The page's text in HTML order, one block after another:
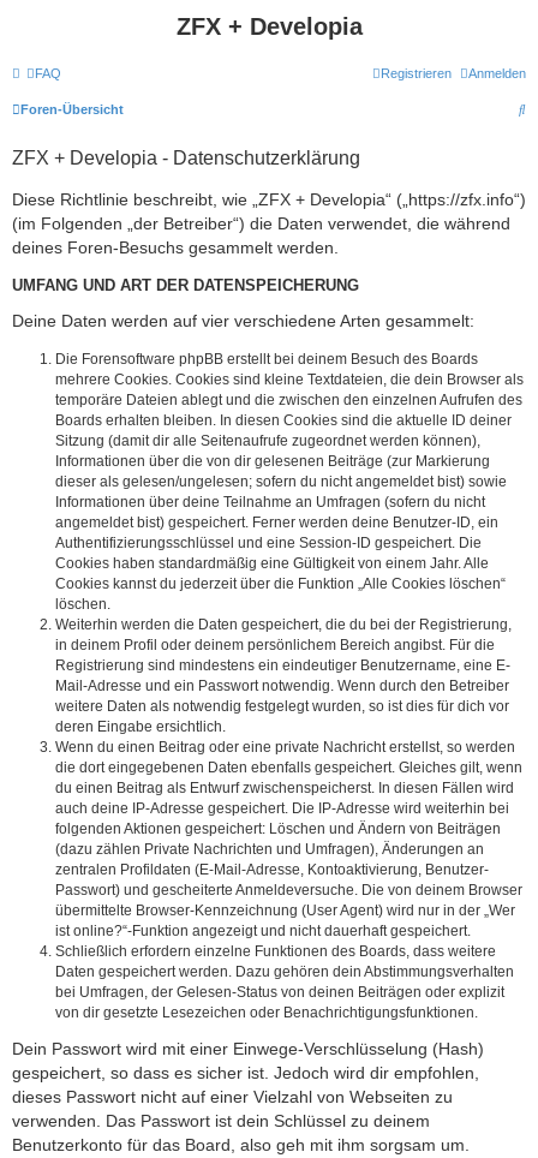
ZFX + Developia
FAQ Anmelden
Registrieren
Foren-Übersicht
S
ZFX + Developia - Datenschutzerklärung
Diese Richtlinie beschreibt, wie „ZFX + Developia“ („https://zfx.info“)
(im Folgenden „der Betreiber“) die Daten verwendet, die während
deines Foren-Besuchs gesammelt werden.
UMFANG UND ART DER DATENSPEICHERUNG
Deine Daten werden auf vier verschiedene Arten gesammelt:
Die Forensoftware phpBB erstellt bei deinem Besuch des Boards
mehrere Cookies. Cookies sind kleine Textdateien, die dein Browser als
temporäre Dateien ablegt und die zwischen den einzelnen Aufrufen des
Boards erhalten bleiben. In diesen Cookies sind die aktuelle ID deiner
Sitzung (damit dir alle Seitenaufrufe zugeordnet werden können),
Informationen über die von dir gelesenen Beiträge (zur Markierung
dieser als gelesen/ungelesen; sofern du nicht angemeldet bist) sowie
Informationen über deine Teilnahme an Umfragen (sofern du nicht
angemeldet bist) gespeichert. Ferner werden deine Benutzer-ID, ein
Authentifizierungsschlüssel und eine Session-ID gespeichert. Die
Cookies haben standardmäßig eine Gültigkeit von einem Jahr. Alle
Cookies kannst du jederzeit über die Funktion „Alle Cookies löschen“
löschen.
Weiterhin werden die Daten gespeichert, die du bei der Registrierung,
in deinem Profil oder deinem persönlichem Bereich angibst. Für die
Registrierung sind mindestens ein eindeutiger Benutzername, eine E-
Mail-Adresse und ein Passwort notwendig. Wenn durch den Betreiber
weitere Daten als notwendig festgelegt wurden, so ist dies für dich vor
deren Eingabe ersichtlich.
Wenn du einen Beitrag oder eine private Nachricht erstellst, so werden
die dort eingegebenen Daten ebenfalls gespeichert. Gleiches gilt, wenn
du einen Beitrag als Entwurf zwischenspeicherst. In diesen Fällen wird
auch deine IP-Adresse gespeichert. Die IP-Adresse wird weiterhin bei
folgenden Aktionen gespeichert: Löschen und Ändern von Beiträgen
(dazu zählen Private Nachrichten und Umfragen), Änderungen an
zentralen Profildaten (E-Mail-Adresse, Kontoaktivierung, Benutzer-
Passwort) und gescheiterte Anmeldeversuche. Die von deinem Browser
übermittelte Browser-Kennzeichnung (User Agent) wird nur in der „Wer
ist online?“-Funktion angezeigt und nicht dauerhaft gespeichert.
Schließlich erfordern einzelne Funktionen des Boards, dass weitere
Daten gespeichert werden. Dazu gehören dein Abstimmungsverhalten
bei Umfragen, der Gelesen-Status von deinen Beiträgen oder explizit
von dir gesetzte Lesezeichen oder Benachrichtigungsfunktionen.
Dein Passwort wird mit einer Einwege-Verschlüsselung (Hash)
gespeichert, so dass es sicher ist. Jedoch wird dir empfohlen,
dieses Passwort nicht auf einer Vielzahl von Webseiten zu
verwenden. Das Passwort ist dein Schlüssel zu deinem
Benutzerkonto für das Board, also geh mit ihm sorgsam um.